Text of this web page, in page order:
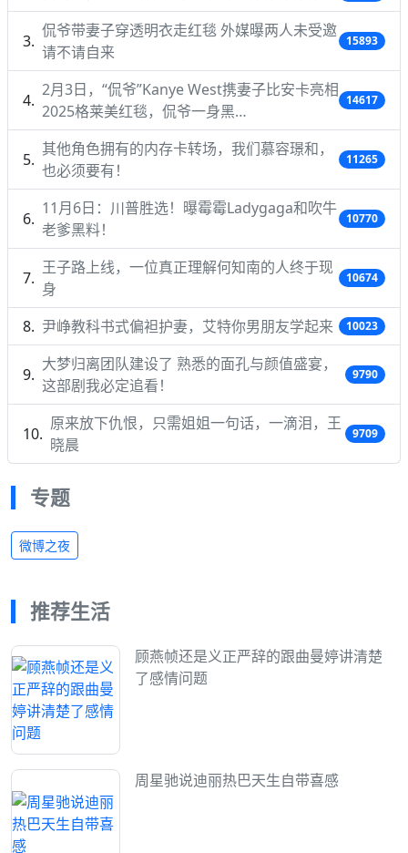
侃爷带妻子穿透明衣走红毯 外媒曝两人未受邀
请不请自来
15893
2月3日，“侃爷”Kanye West携妻子比安卡亮相
2025格莱美红毯，侃爷一身黑…
14617
其他角色拥有的内存卡转场，我们慕容璟和，
也必须要有！
11265
11月6日：川普胜选！曝霉霉Ladygaga和吹牛
老爹黑料！
10770
王子路上线，一位真正理解何知南的人终于现
身
10674
尹峥教科书式偏袒护妻，艾特你男朋友学起来 10023
大梦归离团队建设了 熟悉的面孔与颜值盛宴，
这部剧我必定追看！
9790
原来放下仇恨，只需姐姐一句话，一滴泪，王
晓晨
9709
专题
微博之夜
推荐生活
顾燕帧还是义正严辞的跟曲曼婷讲清楚
了感情问题
周星驰说迪丽热巴天生自带喜感